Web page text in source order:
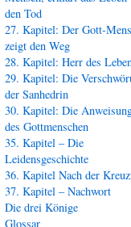
den Tod
27. Kapitel: Der Gott-
zeigt den Weg
28. Kapitel: Herr des
29. Kapitel: Die
der Sanhedrin
30. Kapitel: Die
des Gottmenschen
35. Kapitel – Die
Leidensgeschichte
36. Kapitel Nach der
37. Kapitel – Nachwort
Die drei Könige
Glossar